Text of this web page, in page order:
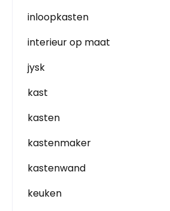
inloopkasten
interieur op maat
jysk
kast
kasten
kastenmaker
kastenwand
keuken